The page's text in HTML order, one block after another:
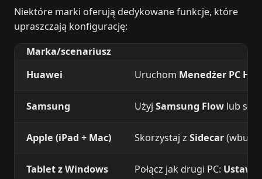
Niektóre marki oferują dedykowane funkcje, które
upraszczają konfigurację:
Marka/scenariusz
Huawei
Uruchom Menedżer PC
Samsung Użyj Samsung Flow lub
Apple (iPad + Mac) Skorzystaj z Sidecar
Tablet z Windows Połącz jak drugi PC: